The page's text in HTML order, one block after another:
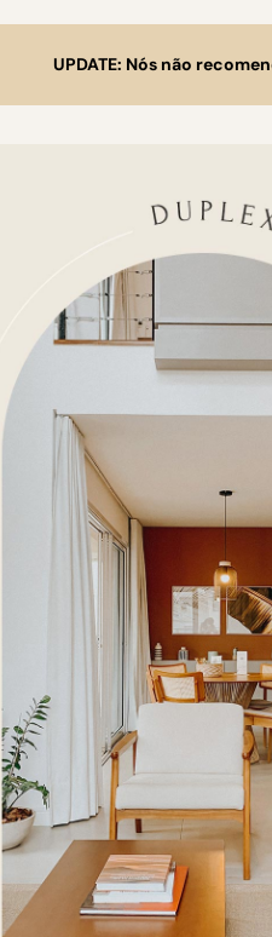
UPDATE: Nós não